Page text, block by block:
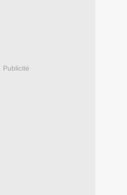
Publicité